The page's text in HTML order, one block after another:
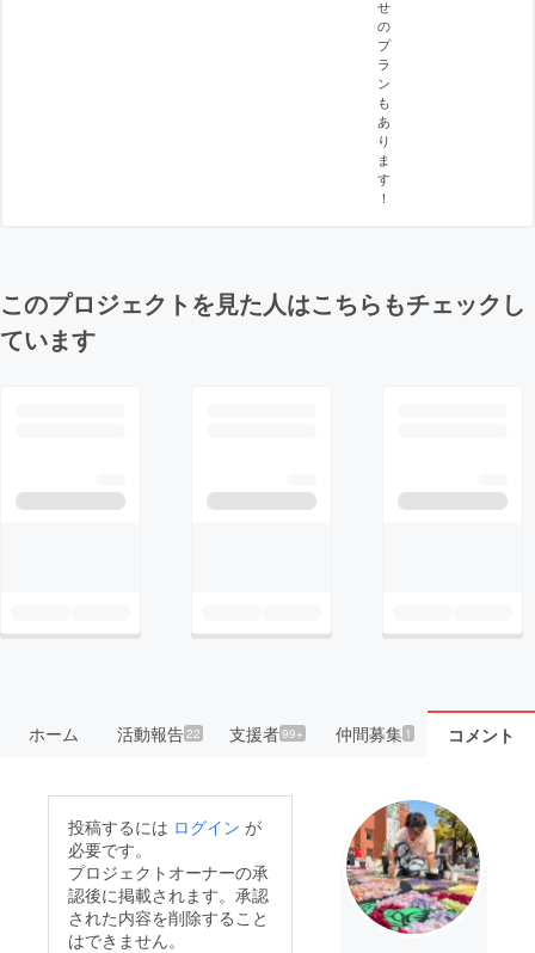
せ
の
プ
ラ
ン
も
あ
り
ま
す
！
このプロジェクトを見た人はこちらもチェックし
ています
ホーム 活動報告22 支援者99+ 仲間募集 1 コメント
投稿するには ログイン が
必要です。
プロジェクトオーナーの承
認後に掲載されます。承認
された内容を削除すること
はできません。